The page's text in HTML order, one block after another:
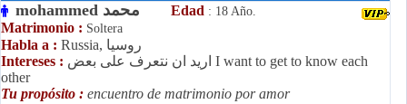
Edad : 18 Año.
Matrimonio : Soltera
Habla a :
Russia, روسيا
Intereses : اريد ان نتعرف على بعض I want to get to know each
other
Tu propósito : encuentro de matrimonio por amor